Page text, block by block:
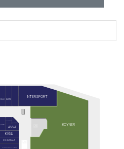
ALTINBAŞ
ALTINYILDIZ CLASSICS
AVVA
BAMBİ
BOYNER
CARTER'S
D'S DAMAT
ELLE
GUSTO
INTERSPORT
KİĞILI